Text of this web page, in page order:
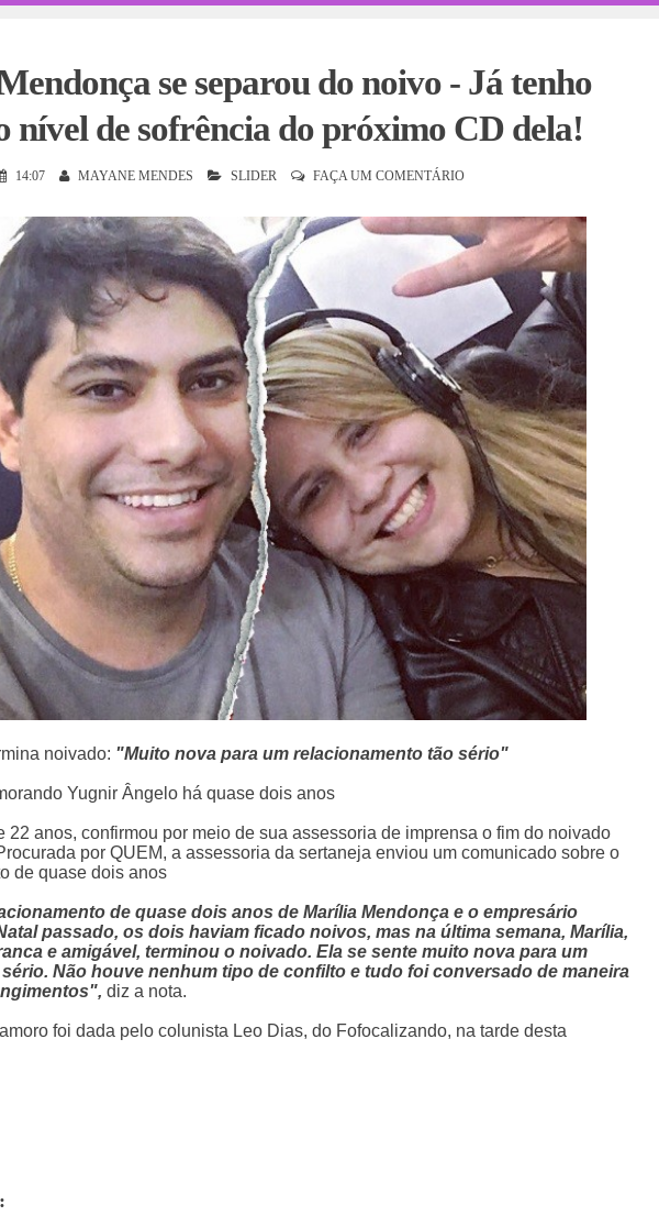
se separou do noivo - Já tenho
nível de sofrência do próximo CD dela!
14:07 MAYANE MENDES SLIDER FAÇA UM COMENTÁRIO
noivado: "Muito nova para um relacionamento tão sério"
Yugnir Ângelo há quase dois anos
22 anos, confirmou por meio de sua assessoria de imprensa o fim do noivado
por QUEM, a assessoria da sertaneja enviou um comunicado sobre o
de quase dois anos
de quase dois anos de Marília Mendonça e o empresário
passado, os dois haviam ficado noivos, mas na última semana, Marília,
e amigável, terminou o noivado. Ela se sente muito nova para um
Não houve nenhum tipo de confilto e tudo foi conversado de maneira
diz a nota.
foi dada pelo colunista Leo Dias, do Fofocalizando, na tarde desta